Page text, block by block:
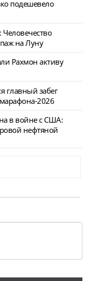
подешевело
Человечество
на Луну
Рахмон активу
главный забег
2026
в войне с США:
нефтяной